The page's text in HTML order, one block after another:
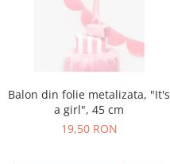
Balon din folie metalizata, "It's
a girl", 45 cm
19,50 RON